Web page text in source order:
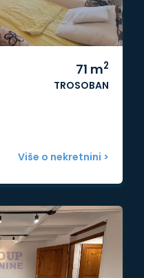
71 m2
TROSOBAN
Više o nekretnini >